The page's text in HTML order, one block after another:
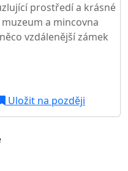
prostředí a krásné
a mincovna
vzdálenější zámek
Uložit na později